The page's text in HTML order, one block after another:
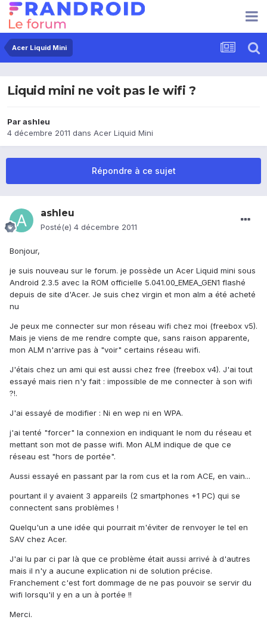
Acer Liquid Mini
Liquid mini ne voit pas le wifi ?
Parashleu
4 décembre 2011 dans Acer Liquid Mini
Répondre à ce sujet
ashleu
Posté(e) 4 décembre 2011
Bonjour,
je suis nouveau sur le forum. je possède un Acer Liquid mini sous
Android 2.3.5 avec la ROM officielle 5.041.00_EMEA_GEN1 flashé
depuis de site d'Acer. Je suis chez virgin et mon alm a été acheté
nu
Je peux me connecter sur mon réseau wifi chez moi (freebox v5).
Mais je viens de me rendre compte que, sans raison apparente,
mon ALM n'arrive pas à "voir" certains réseau wifi.
J'étais chez un ami qui est aussi chez free (freebox v4). J'ai tout
essayé mais rien n'y fait : impossible de me connecter à son wifi
?!.
J'ai essayé de modifier : Ni en wep ni en WPA.
j'ai tenté "forcer" la connexion en indiquant le nom du réseau et
mettant son mot de passe wifi. Mon ALM indique de que ce
réseau est "hors de portée".
Aussi essayé en passant par la rom cus et la rom ACE, en vain...
pourtant il y avaient 3 appareils (2 smartphones +1 PC) qui se
connectent sans problèmes !
Quelqu'un a une idée qui pourrait m'éviter de renvoyer le tel en
SAV chez Acer.
J'ai lu par ci par là que ce problème était aussi arrivé à d'autres
mais il n'y a aucune explication ni de solution précise.
Franchement c'est fort dommage de ne pas pouvoir se servir du
wifi lorsqu'il y en a un à portée !!
Merci.